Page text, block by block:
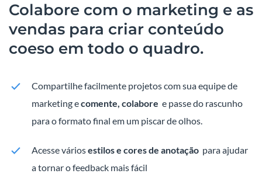
Colabore com o marketing e as
vendas para criar conteúdo
coeso em todo o quadro.
Compartilhe facilmente projetos com sua equipe de
marketing ecomente, colabore e passe do rascunho
para o formato final em um piscar de olhos.
Acesse váriosestilos e cores de anotação para ajudar
a tornar o feedback mais fácil